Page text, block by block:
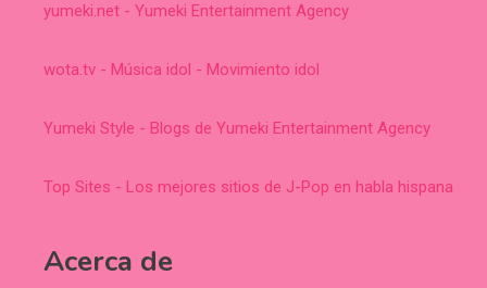
yumeki.net - Yumeki Entertainment Agency
wota.tv - Música idol - Movimiento idol
Yumeki Style - Blogs de Yumeki Entertainment Agency
Top Sites - Los mejores sitios de J-Pop en habla hispana
Acerca de